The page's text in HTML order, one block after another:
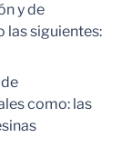
y de
siguientes:
como: las